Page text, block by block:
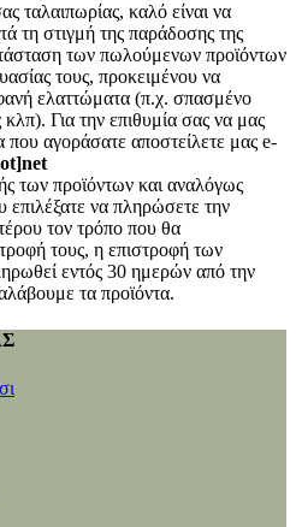
ταλαιπωρίας, καλό είναι να
τη στιγμή της παράδοσης της
των πωλούμενων προϊόντων
τους, προκειμένου να
ελαττώματα (π.χ. σπασμένο
Για την επιθυμία σας να μας
που αγοράσατε αποστείλετε μας e-
των προϊόντων και αναλόγως
επιλέξατε να πληρώσετε την
τον τρόπο που θα
τους, η επιστροφή των
εντός 30 ημερών από την
τα προϊόντα.